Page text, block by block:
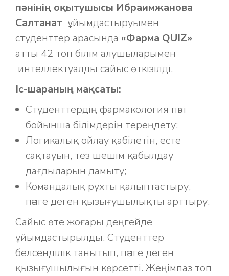
пәнінің оқытушысы Ибраимжанова
Салтанат ұйымдастыруымен
студенттер арасында «Фарма QUIZ»
атты 42 топ білім алушыларымен
интеллектуалды сайыс өткізілді.
Іс-шараның мақсаты:
Студенттердің фармакология пәні
бойынша білімдерін тереңдету;
Логикалық ойлау қабілетін, есте
сақтауын, тез шешім қабылдау
дағдыларын дамыту;
Командалық рухты қалыптастыру,
пәнге деген қызығушылықты арттыру.
Сайыс өте жоғары деңгейде
ұйымдастырылды. Студенттер
белсенділік танытып, пәнге деген
қызығушылығын көрсетті. Жеңімпаз топ